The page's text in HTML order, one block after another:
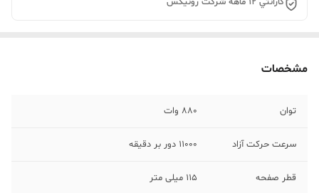
مشخصات
توان 880 وات
سرعت حرکت آزاد 11000 دور بر دقیقه
قطر صفحه 115 میلی متر